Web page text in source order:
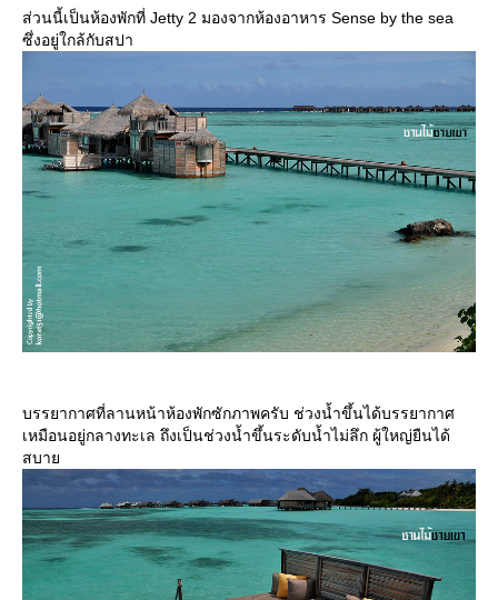
ส่วนนี้เป็นห้องพักที่ Jetty 2 มองจากห้องอาหาร Sense by the sea
ซึ่งอยู่ใกล้กับสปา
บรรยากาศที่ลานหน้าห้องพักซักภาพครับ ช่วงน้ำขึ้นได้บรรยากาศ
เหมือนอยู่กลางทะเล ถึงเป็นช่วงน้ำขึ้นระดับน้ำไม่ลึก ผู้ใหญ่ยืนได้
สบา